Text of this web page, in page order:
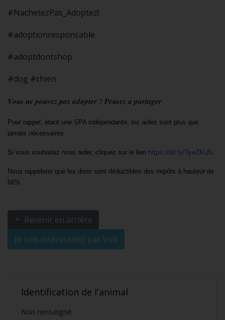
Identification de l'animal
Non renseigné.
#NachetezPas_Adoptez!
#adoptionresponsable
#adoptdontshop
#dog #chien
𝑽𝒐𝒖𝒔 𝒏𝒆 𝒑𝒐𝒖𝒗𝒆𝒛 𝒑𝒂𝒔 𝒂𝒅𝒐𝒑𝒕𝒆𝒓 ? 𝑷𝒆𝒏𝒔𝒆𝒛 𝒂 𝒑𝒂𝒓𝒕𝒂𝒈𝒆𝒓
Pour rappel, étant une SPA indépendante, les aides sont plus que
jamais nécessaires.
Si vous souhaitez nous aider, cliquez sur le lien https://bit.ly/3yeZKU5.
Nous rappelons que les dons sont déductibles des impôts à hauteur de
66%
Revenir en arrière
Je suis intéressé(e) par Volt